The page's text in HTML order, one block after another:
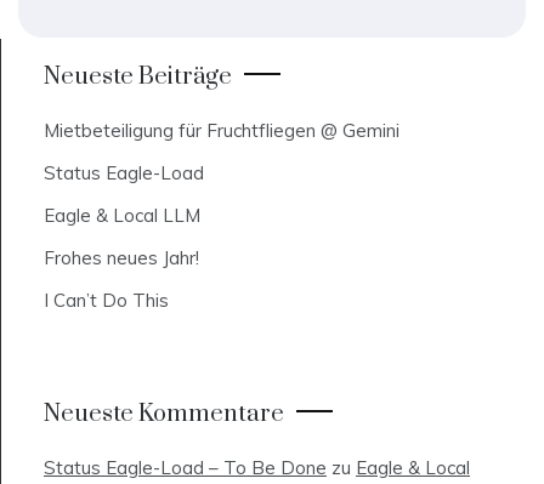
Neueste Beiträge
Mietbeteiligung für Fruchtfliegen @ Gemini
Status Eagle-Load
Eagle & Local LLM
Frohes neues Jahr!
I Can’t Do This
Neueste Kommentare
Status Eagle-Load – To Be Done zu Eagle & Local